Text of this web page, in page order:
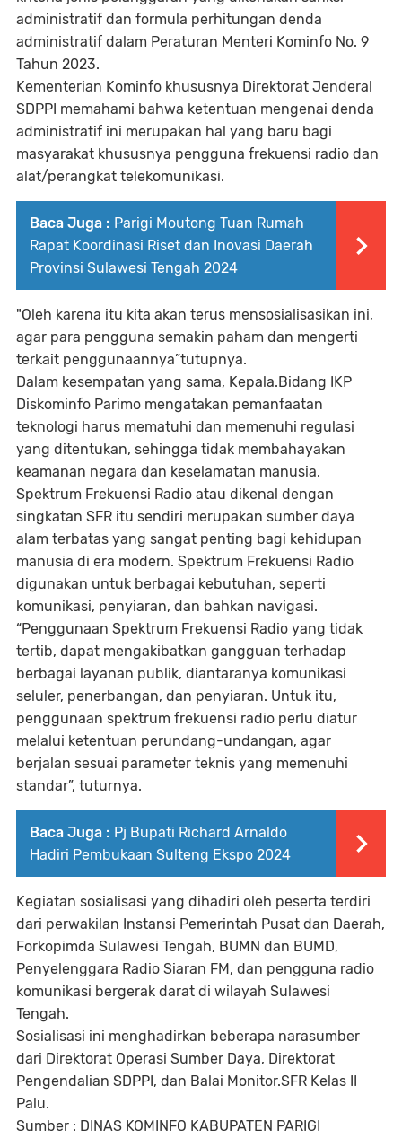
administratif dan formula perhitungan denda
administratif dalam Peraturan Menteri Kominfo No. 9
Tahun 2023.
Kementerian Kominfo khususnya Direktorat Jenderal
SDPPI memahami bahwa ketentuan mengenai denda
administratif ini merupakan hal yang baru bagi
masyarakat khususnya pengguna frekuensi radio dan
alat/perangkat telekomunikasi.
Baca Juga : Parigi Moutong Tuan Rumah
Rapat Koordinasi Riset dan Inovasi Daerah
Provinsi Sulawesi Tengah 2024
"Oleh karena itu kita akan terus mensosialisasikan ini,
agar para pengguna semakin paham dan mengerti
terkait penggunaannya”tutupnya.
Dalam kesempatan yang sama, Kepala.Bidang IKP
Diskominfo Parimo mengatakan pemanfaatan
teknologi harus mematuhi dan memenuhi regulasi
yang ditentukan, sehingga tidak membahayakan
keamanan negara dan keselamatan manusia.
Spektrum Frekuensi Radio atau dikenal dengan
singkatan SFR itu sendiri merupakan sumber daya
alam terbatas yang sangat penting bagi kehidupan
manusia di era modern. Spektrum Frekuensi Radio
digunakan untuk berbagai kebutuhan, seperti
komunikasi, penyiaran, dan bahkan navigasi.
“Penggunaan Spektrum Frekuensi Radio yang tidak
tertib, dapat mengakibatkan gangguan terhadap
berbagai layanan publik, diantaranya komunikasi
seluler, penerbangan, dan penyiaran. Untuk itu,
penggunaan spektrum frekuensi radio perlu diatur
melalui ketentuan perundang-undangan, agar
berjalan sesuai parameter teknis yang memenuhi
standar”, tuturnya.
Baca Juga : Pj Bupati Richard Arnaldo
Hadiri Pembukaan Sulteng Ekspo 2024
Kegiatan sosialisasi yang dihadiri oleh peserta terdiri
dari perwakilan Instansi Pemerintah Pusat dan Daerah,
Forkopimda Sulawesi Tengah, BUMN dan BUMD,
Penyelenggara Radio Siaran FM, dan pengguna radio
komunikasi bergerak darat di wilayah Sulawesi
Tengah.
Sosialisasi ini menghadirkan beberapa narasumber
dari Direktorat Operasi Sumber Daya, Direktorat
Pengendalian SDPPI, dan Balai Monitor.SFR Kelas II
Palu.
Sumber : DINAS KOMINFO KABUPATEN PARIGI